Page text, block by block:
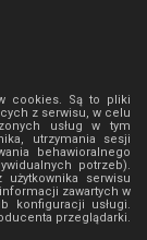
cookies. Są to pliki
z serwisu, w celu
usług w tym
utrzymania sesji
behawioralnego
potrzeb).
serwisu
zawartych w
konfiguracji usługi.
przeglądarki.